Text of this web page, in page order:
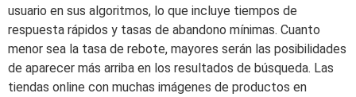
usuario en sus algoritmos, lo que incluye tiempos de
respuesta rápidos y tasas de abandono mínimas. Cuanto
menor sea la tasa de rebote, mayores serán las posibilidades
de aparecer más arriba en los resultados de búsqueda. Las
tiendas online con muchas imágenes de productos en